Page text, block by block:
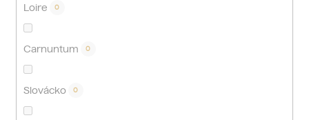
Loire 0
Carnuntum 0
Slovácko 0